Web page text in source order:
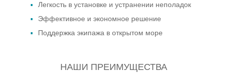
Легкость в установке и устранении неполадок
Эффективное и экономное решение
Поддержка экипажа в открытом море
НАШИ ПРЕИМУЩЕСТВА